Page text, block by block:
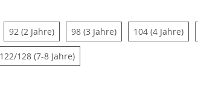
(18 Monate)
92 (2 Jahre)92 (2 Jahre)
98 (3 Jahre)98 (3 Jahre)
104 (4 Jahre)
Jahre)
122/128 (7-8 Jahre)122/128 (7-8 Jahre)